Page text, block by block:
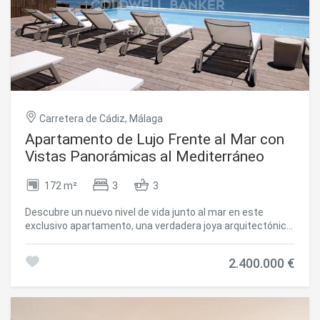
Carretera de Cádiz, Málaga
Apartamento de Lujo Frente al Mar con
Vistas Panorámicas al Mediterráneo
172 m² 3 3
Descubre un nuevo nivel de vida junto al mar en este
exclusivo apartamento, una verdadera joya arquitectónica
contemporáneo centrado en el confort y el estilo, esta
2.400.000 €